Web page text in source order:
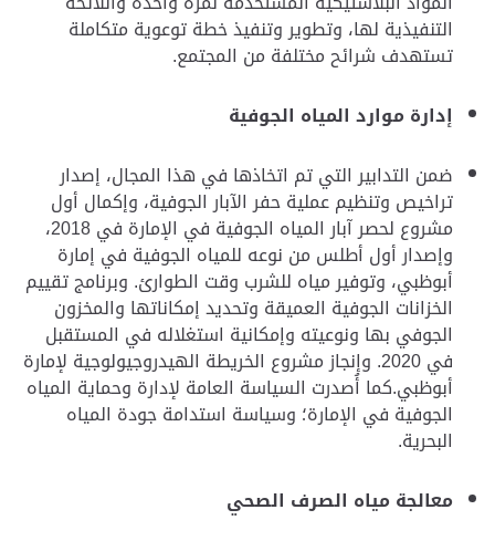
التنفيذية لها، وتطوير وتنفيذ خطة توعوية متكاملة
تستهدف شرائح مختلفة من المجتمع.
إدارة موارد المياه الجوفية
ضمن التدابير التي تم اتخاذها في هذا المجال، إصدار
تراخيص وتنظيم عملية حفر الآبار الجوفية، وإكمال أول
مشروع لحصر آبار المياه الجوفية في الإمارة في 2018،
وإصدار أول أطلس من نوعه للمياه الجوفية في إمارة
أبوظبي، وتوفير مياه للشرب وقت الطوارئ. وبرنامج تقييم
الخزانات الجوفية العميقة وتحديد إمكاناتها والمخزون
الجوفي بها ونوعيته وإمكانية استغلاله في المستقبل
في 2020 . وإنجاز مشروع الخريطة الهيدروجيولوجية لإمارة
أبوظبي.كما أُصدرت السياسة العامة لإدارة وحماية المياه
الجوفية في الإمارة؛ وسياسة استدامة جودة المياه
البحرية.
معالجة مياه الصرف الصحي